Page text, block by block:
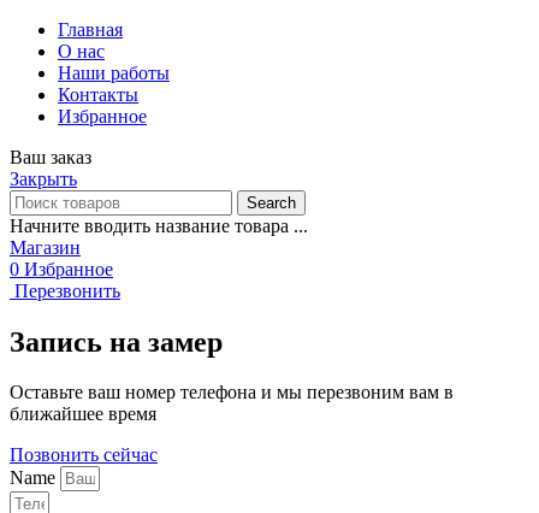
Главная
О нас
Наши работы
Контакты
Избранное
Ваш заказ
Закрыть
Search
Начните вводить название товара ...
Магазин
0 Избранное
Перезвонить
Запись на замер
Оставьте ваш номер телефона и мы перезвоним вам в
ближайшее время
Позвонить сейчас
Name